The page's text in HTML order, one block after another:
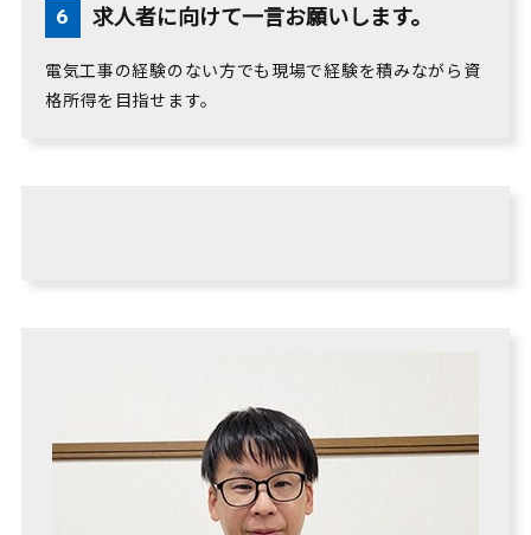
求人者に向けて一言お願いします。
電気工事の経験のない方でも現場で経験を積みながら資
格所得を目指せます。